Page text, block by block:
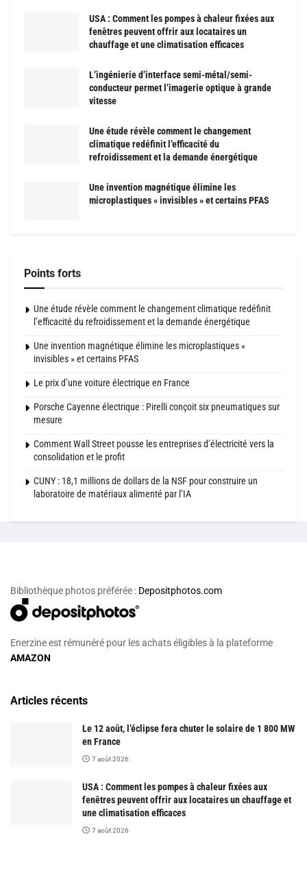
USA : Comment les pompes à chaleur fixées aux
fenêtres peuvent offrir aux locataires un
chauffage et une climatisation efficaces
L’ingénierie d’interface semi-métal/semi-
conducteur permet l’imagerie optique à grande
vitesse
Une étude révèle comment le changement
climatique redéfinit l’efficacité du
refroidissement et la demande énergétique
Une invention magnétique élimine les
microplastiques « invisibles » et certains PFAS
Points forts
Une étude révèle comment le changement climatique redéfinit
l’efficacité du refroidissement et la demande énergétique
Une invention magnétique élimine les microplastiques «
invisibles » et certains PFAS
Le prix d’une voiture électrique en France
Porsche Cayenne électrique : Pirelli conçoit six pneumatiques sur
mesure
Comment Wall Street pousse les entreprises d’électricité vers la
consolidation et le profit
CUNY : 18,1 millions de dollars de la NSF pour construire un
laboratoire de matériaux alimenté par l’IA
Bibliothèque photos préférée : Depositphotos.com
Enerzine est rémunéré pour les achats éligibles à la plateforme
AMAZON
Articles récents
Le 12 août, l’éclipse fera chuter le solaire de 1 800 MW
en France
7 août 2026
USA : Comment les pompes à chaleur fixées aux
fenêtres peuvent offrir aux locataires un chauffage et
une climatisation efficaces
7 août 2026